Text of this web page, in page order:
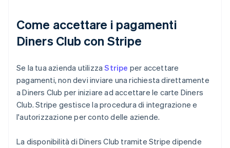
Come accettare i pagamenti
Diners Club con Stripe
Se la tua azienda utilizzaStripe per accettare
pagamenti, non devi inviare una richiesta direttamente
a Diners Club per iniziare ad accettare le carte Diners
Club. Stripe gestisce la procedura di integrazione e
l'autorizzazione per conto delle aziende.
La disponibilità di Diners Club tramite Stripe dipende